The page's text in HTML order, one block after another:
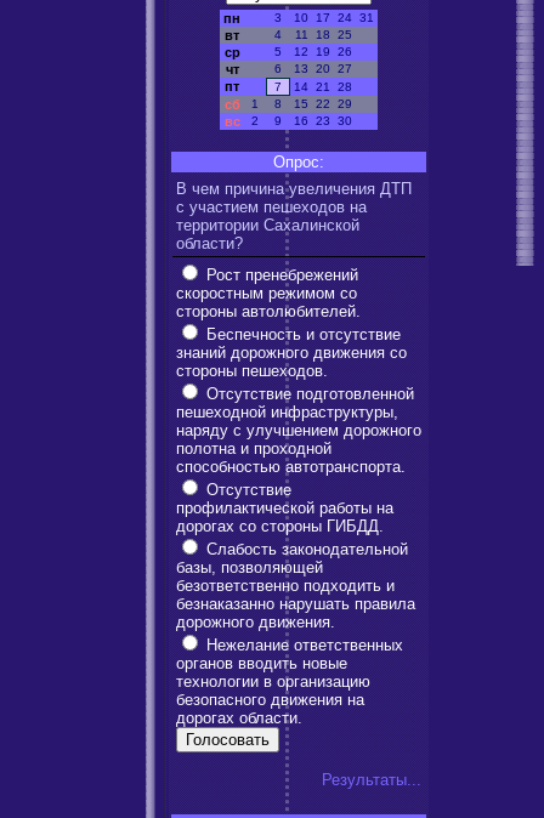
пн 3 10 17 24 31
вт 4 11 18 25
ср 5 12 19 26
чт 6 13 20 27
пт 7 14 21 28
сб 1 8 15 22 29
вс 2 9 16 23 30
Опрос:
В чем причина увеличения ДТП
с участием пешеходов на
территории Сахалинской
области?
Рост пренебрежений
скоростным режимом со
стороны автолюбителей.
Беспечность и отсутствие
знаний дорожного движения со
стороны пешеходов.
Отсутствие подготовленной
пешеходной инфраструктуры,
наряду с улучшением дорожного
полотна и проходной
способностью автотранспорта.
Отсутствие
профилактической работы на
дорогах со стороны ГИБДД.
Слабость законодательной
базы, позволяющей
безответственно подходить и
безнаказанно нарушать правила
дорожного движения.
Нежелание ответственных
органов вводить новые
технологии в организацию
безопасного движения на
дорогах области.
Результаты...